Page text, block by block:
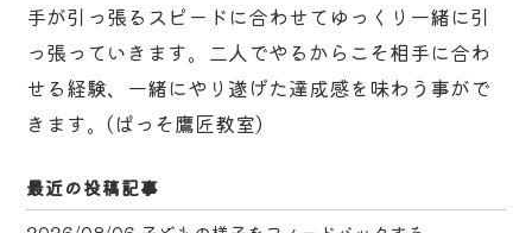
手が引っ張るスピードに合わせてゆっくり一緒に引
っ張っていきます。二人でやるからこそ相手に合わ
せる経験、一緒にやり遂げた達成感を味わう事がで
きます。(ぱっそ鷹匠教室)
最近の投稿記事